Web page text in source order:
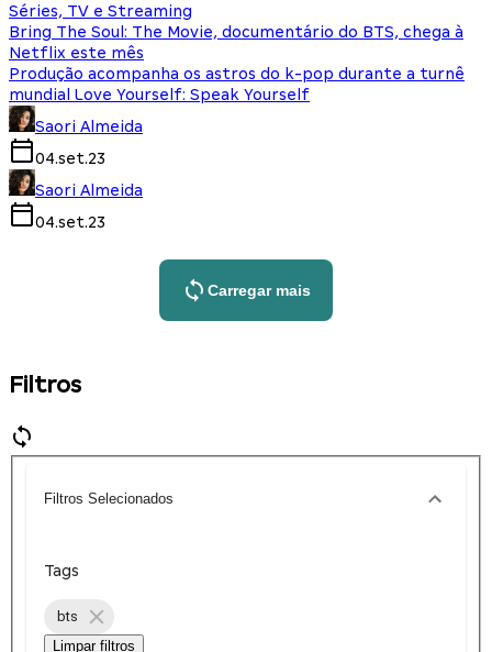
Séries, TV e Streaming
Bring The Soul: The Movie, documentário do BTS, chega à
Netflix este mês
Produção acompanha os astros do k-pop durante a turnê
mundial Love Yourself: Speak Yourself
Saori Almeida
04.set.23
Saori Almeida
04.set.23
Carregar mais
Filtros
Filtros Selecionados
Tags
bts
Limpar filtros